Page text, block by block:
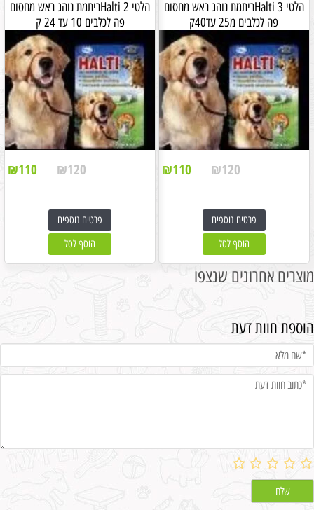
הלטי Halti 3ריתמת נוהג ראש מחסום
פה לכלבים מ25 עד40ק
₪120
₪110
פרטים נוספים
הוסף לסל
הלטי Halti 2ריתמת נוהג ראש מחסום
פה לכלבים 10 עד 24 ק
₪120
₪110
פרטים נוספים
הוסף לסל
מוצרים אחרונים שנצפו
הוספת חוות דעת